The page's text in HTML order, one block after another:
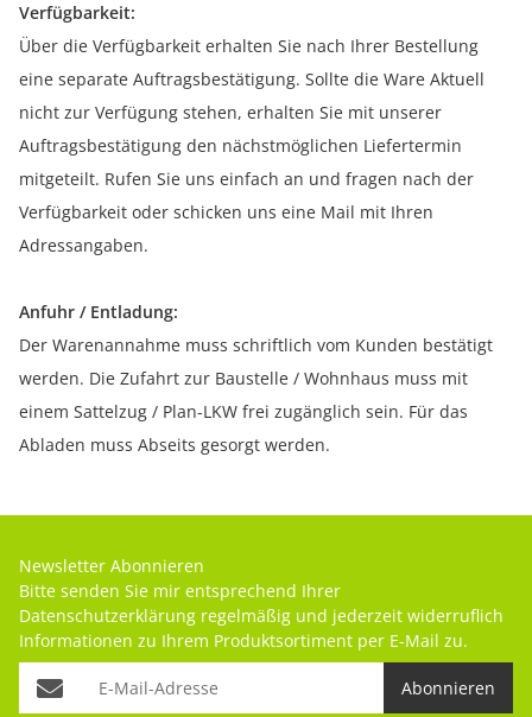
Verfügbarkeit:
Über die Verfügbarkeit erhalten Sie nach Ihrer Bestellung
eine separate Auftragsbestätigung. Sollte die Ware Aktuell
nicht zur Verfügung stehen, erhalten Sie mit unserer
Auftragsbestätigung den nächstmöglichen Liefertermin
mitgeteilt. Rufen Sie uns einfach an und fragen nach der
Verfügbarkeit oder schicken uns eine Mail mit Ihren
Adressangaben.
Anfuhr / Entladung:
Der Warenannahme muss schriftlich vom Kunden bestätigt
werden. Die Zufahrt zur Baustelle / Wohnhaus muss mit
einem Sattelzug / Plan-LKW frei zugänglich sein. Für das
Abladen muss Abseits gesorgt werden.
Newsletter Abonnieren
Bitte senden Sie mir entsprechend Ihrer
Datenschutzerklärung regelmäßig und jederzeit widerruflich
Informationen zu Ihrem Produktsortiment per E-Mail zu.
Abonnieren